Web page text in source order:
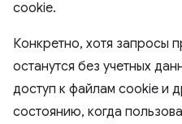
cookie.
Конкретно, хотя запросы
останутся без учетных
доступ к файлам cookie и
состоянию, когда